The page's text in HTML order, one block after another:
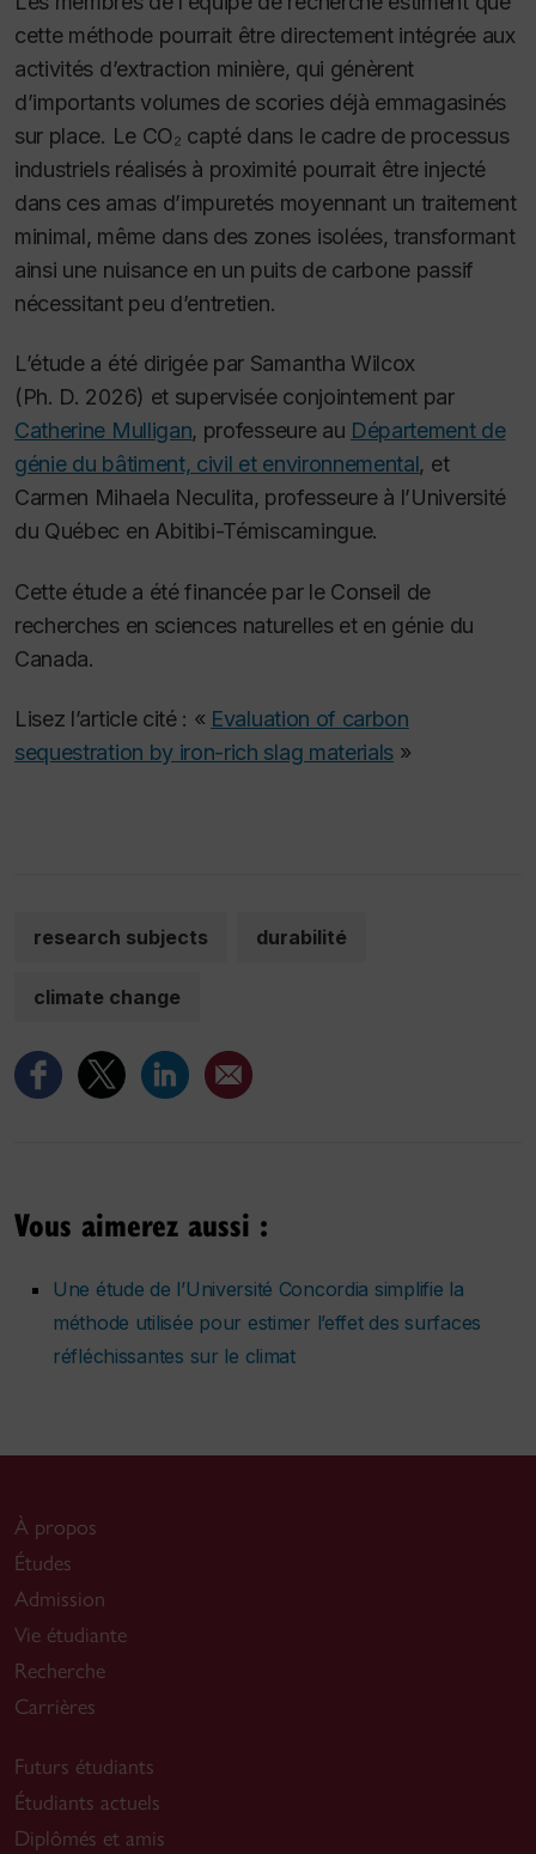
cette méthode pourrait être directement intégrée aux
activités d’extraction minière, qui génèrent
d’importants volumes de scories déjà emmagasinés
sur place. Le CO₂ capté dans le cadre de processus
industriels réalisés à proximité pourrait être injecté
dans ces amas d’impuretés moyennant un traitement
minimal, même dans des zones isolées, transformant
ainsi une nuisance en un puits de carbone passif
nécessitant peu d’entretien.
L’étude a été dirigée par Samantha Wilcox
(Ph. D. 2026) et supervisée conjointement par
Catherine Mulligan, professeure au Département de
génie du bâtiment, civil et environnemental, et
Carmen Mihaela Neculita, professeure à l’Université
du Québec en Abitibi-Témiscamingue.
Cette étude a été financée par le Conseil de
recherches en sciences naturelles et en génie du
Canada.
Lisez l’article cité : « Evaluation of carbon
sequestration by iron-rich slag materials »
research subjects durabilité
climate change
Vous aimerez aussi :
Une étude de l’Université Concordia simplifie la
méthode utilisée pour estimer l’effet des surfaces
réfléchissantes sur le climat
À propos
Études
Admission
Vie étudiante
Recherche
Carrières
Futurs étudiants
Étudiants actuels
Diplômés et amis